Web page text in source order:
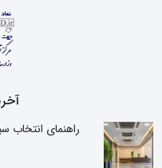
راهنمای انتخاب